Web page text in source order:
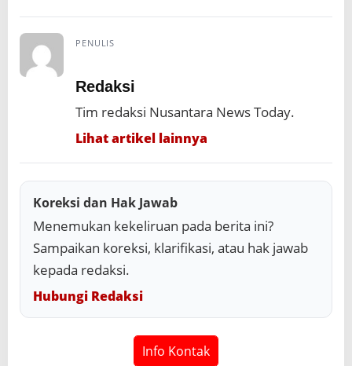
PENULIS
Redaksi
Tim redaksi Nusantara News Today.
Lihat artikel lainnya
Koreksi dan Hak Jawab
Menemukan kekeliruan pada berita ini?
Sampaikan koreksi, klarifikasi, atau hak jawab
kepada redaksi.
Hubungi Redaksi
Info Kontak